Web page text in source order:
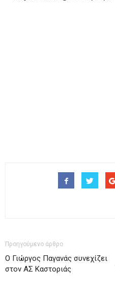
Προηγούμενο άρθρο
Ο Γιώργος Παγανάς συνεχίζει
στον ΑΣ Καστοριάς